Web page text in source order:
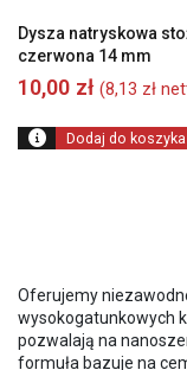
Dysza natryskowa
czerwona 14 mm
10,00 zł (8,13 zł
Dodaj do koszyka
Oferujemy
wysokogatunkowych
pozwalają na
formuła bazuje na